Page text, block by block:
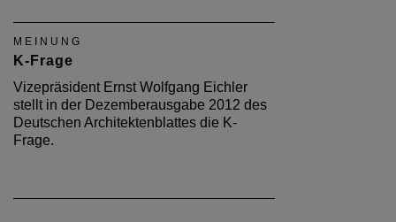
MEINUNG
K-Frage
Vizepräsident Ernst Wolfgang Eichler
stellt in der Dezemberausgabe 2012 des
Deutschen Architektenblattes die K-
Frage.